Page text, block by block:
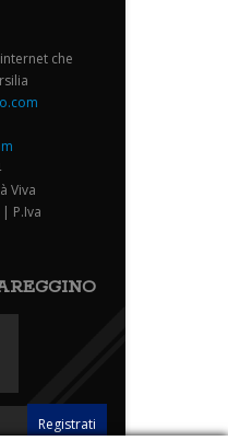
che
Viva
P.Iva